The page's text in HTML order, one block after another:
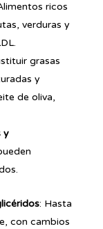
ricos
verduras y
grasas
y
de oliva,
y
: Hasta
con cambios